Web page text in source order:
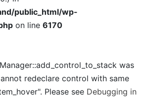
public_html/wp-
on line 6170
was
redeclare control with same
Please see Debugging in